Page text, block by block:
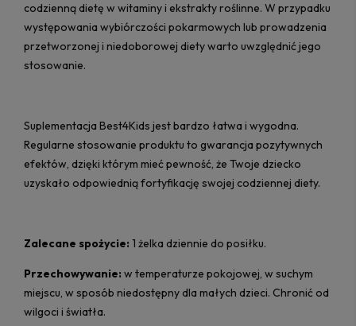
codzienną dietę w witaminy i ekstrakty roślinne. W przypadku
występowania wybiórczości pokarmowych lub prowadzenia
przetworzonej i niedoborowej diety warto uwzględnić jego
stosowanie.
Suplementacja Best4Kids jest bardzo łatwa i wygodna.
Regularne stosowanie produktu to gwarancja pozytywnych
efektów, dzięki którym mieć pewność, że Twoje dziecko
uzyskało odpowiednią fortyfikację swojej codziennej diety.
Zalecane spożycie: 1 żelka dziennie do posiłku.
Przechowywanie: w temperaturze pokojowej, w suchym
miejscu, w sposób niedostępny dla małych dzieci. Chronić od
wilgoci i światła.